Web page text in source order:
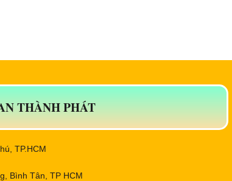
THÀNH PHÁT
TP.HCM
Bình Tân, TP HCM